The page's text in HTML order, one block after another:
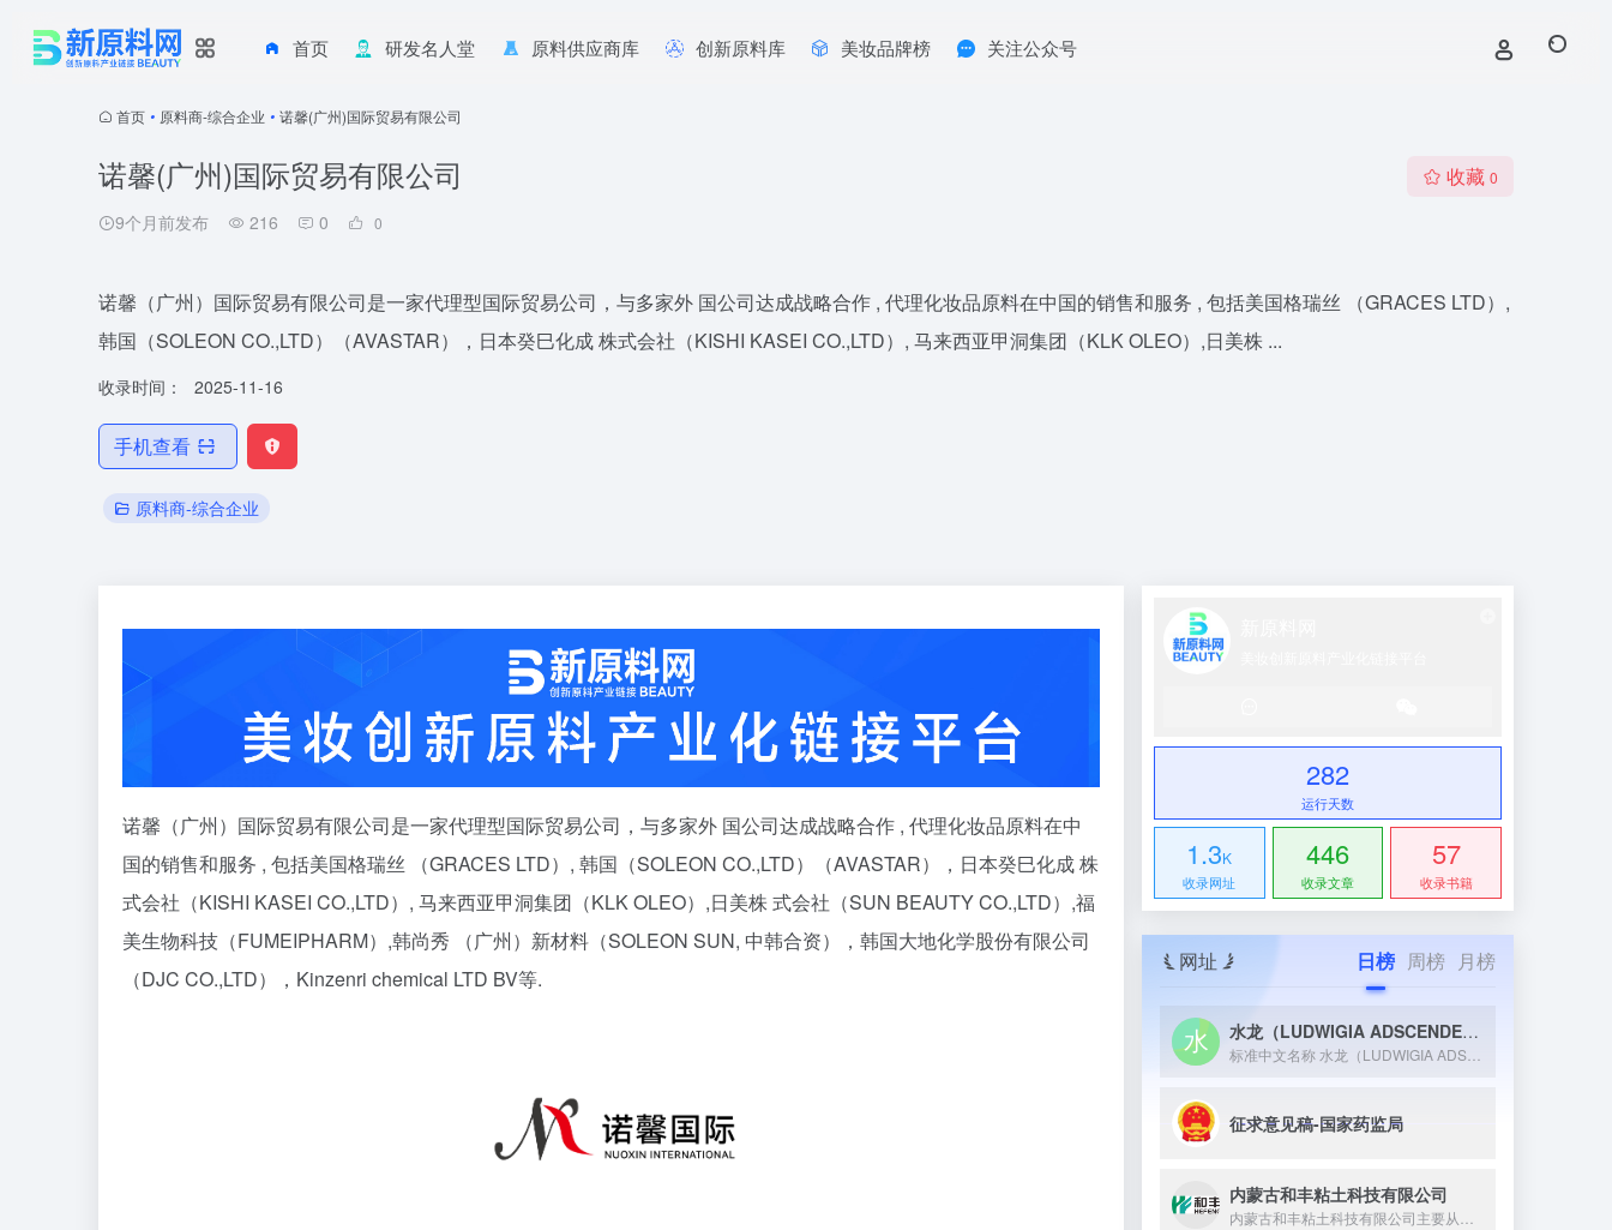
首页 研发名人堂 原料供应商库 创新原料库 美妆品牌榜 关注公众号
首页 • 原料商-综合企业 • 诺馨(广州)国际贸易有限公司
诺馨(广州)国际贸易有限公司
9个月前发布 216 0 0
收藏 0
诺馨（广州）国际贸易有限公司是一家代理型国际贸易公司，与多家外 国公司达成战略合作 , 代理化妆品原料在中国的销售和服务 , 包括美国格瑞丝 （GRACES LTD）,
韩国（SOLEON CO.,LTD）（AVASTAR），日本癸巳化成 株式会社（KISHI KASEI CO.,LTD）, 马来西亚甲洞集团（KLK OLEO）,日美株 ...
收录时间： 2025-11-16
手机查看
原料商-综合企业
诺馨（广州）国际贸易有限公司是一家代理型国际贸易公司，与多家外 国公司达成战略合作 , 代理化妆品原料在中
国的销售和服务 , 包括美国格瑞丝 （GRACES LTD）, 韩国（SOLEON CO.,LTD）（AVASTAR），日本癸巳化成 株
式会社（KISHI KASEI CO.,LTD）, 马来西亚甲洞集团（KLK OLEO）,日美株 式会社（SUN BEAUTY CO.,LTD）,福
美生物科技（FUMEIPHARM）,韩尚秀 （广州）新材料（SOLEON SUN, 中韩合资），韩国大地化学股份有限公司
（DJC CO.,LTD），Kinzenri chemical LTD BV等.
282
运行天数
1.3K
收录网址
446
收录文章
57
收录书籍
网址 日榜 周榜 月榜
水龙（LUDWIGIA ADSCENDENS）提取物
征求意见稿-国家药监局
内蒙古和丰粘土科技有限公司